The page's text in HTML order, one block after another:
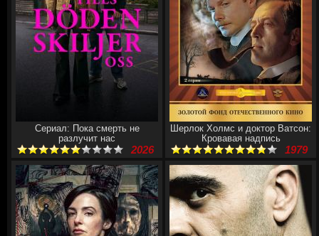
Сериал: Пока смерть не
разлучит нас
2026
Шерлок Холмс и доктор Ватсон:
Кровавая надпись
1979